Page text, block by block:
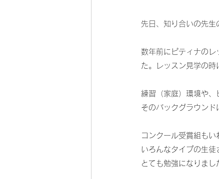
先日、知り合いの先生
数年前にピティナの
た。レッスン見学の時
練習（家庭）環境や、
そのバックグラウンド
コンクール受賞組もい
いろんなタイプの生
とても勉強になりまし